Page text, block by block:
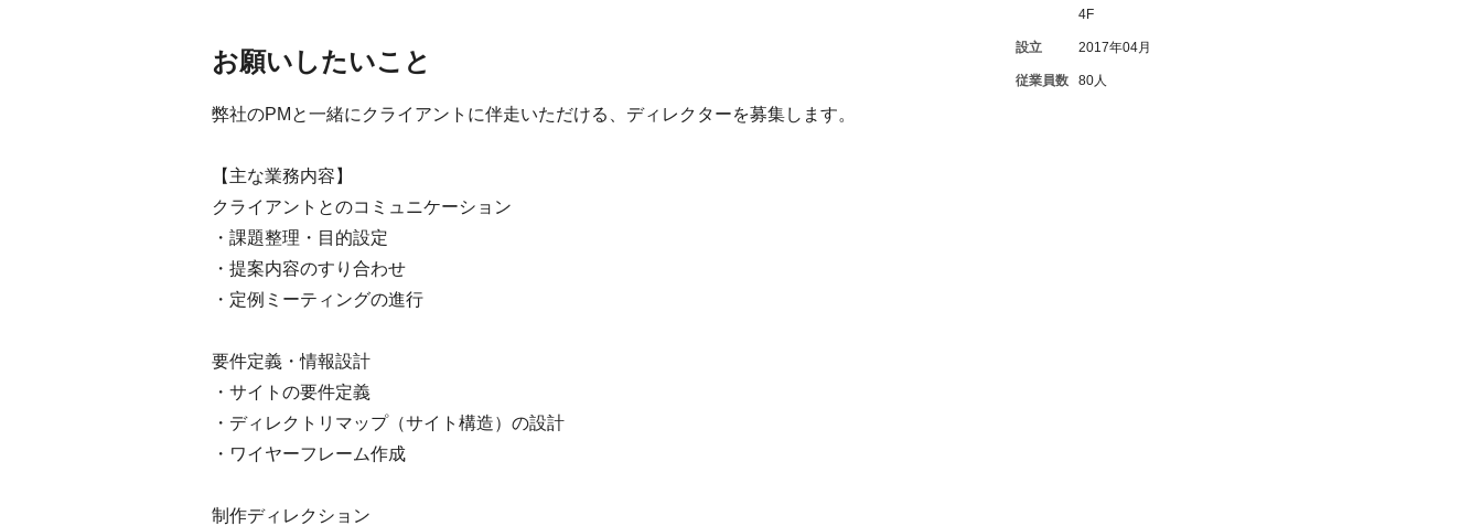
お願いしたいこと
弊社のPMと一緒にクライアントに伴走いただける、ディレクターを募集します。
【主な業務内容】
クライアントとのコミュニケーション
・課題整理・目的設定
・提案内容のすり合わせ
・定例ミーティングの進行
要件定義・情報設計
・サイトの要件定義
・ディレクトリマップ（サイト構造）の設計
・ワイヤーフレーム作成
制作ディレクション
4F
設立 2017年04月
従業員数 80人